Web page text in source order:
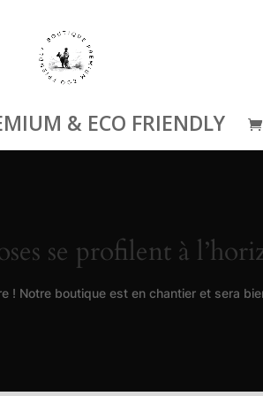
& ECO FRIENDLY
se profilent à
! Notre boutique est en chantier et sera